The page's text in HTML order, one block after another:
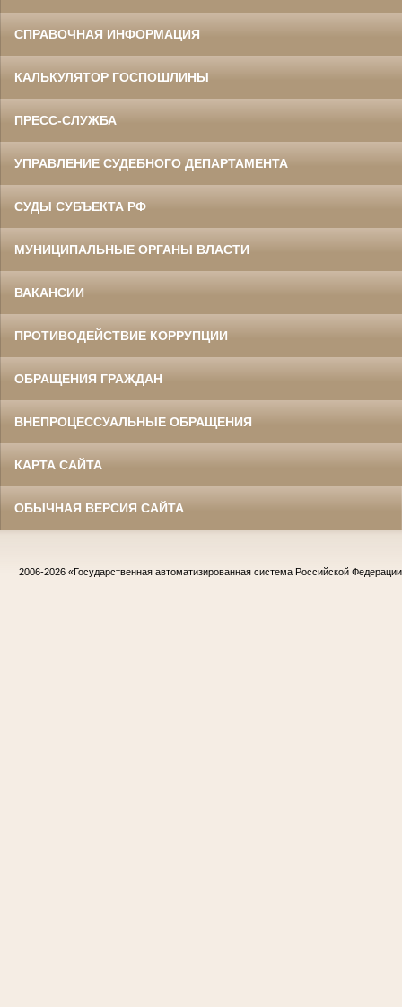
СПРАВОЧНАЯ ИНФОРМАЦИЯ
КАЛЬКУЛЯТОР ГОСПОШЛИНЫ
ПРЕСС-СЛУЖБА
УПРАВЛЕНИЕ СУДЕБНОГО ДЕПАРТАМЕНТА
СУДЫ СУБЪЕКТА РФ
МУНИЦИПАЛЬНЫЕ ОРГАНЫ ВЛАСТИ
ВАКАНСИИ
ПРОТИВОДЕЙСТВИЕ КОРРУПЦИИ
ОБРАЩЕНИЯ ГРАЖДАН
ВНЕПРОЦЕССУАЛЬНЫЕ ОБРАЩЕНИЯ
КАРТА САЙТА
ОБЫЧНАЯ ВЕРСИЯ САЙТА
2006-2026 «Государственная автоматизированная система Российской